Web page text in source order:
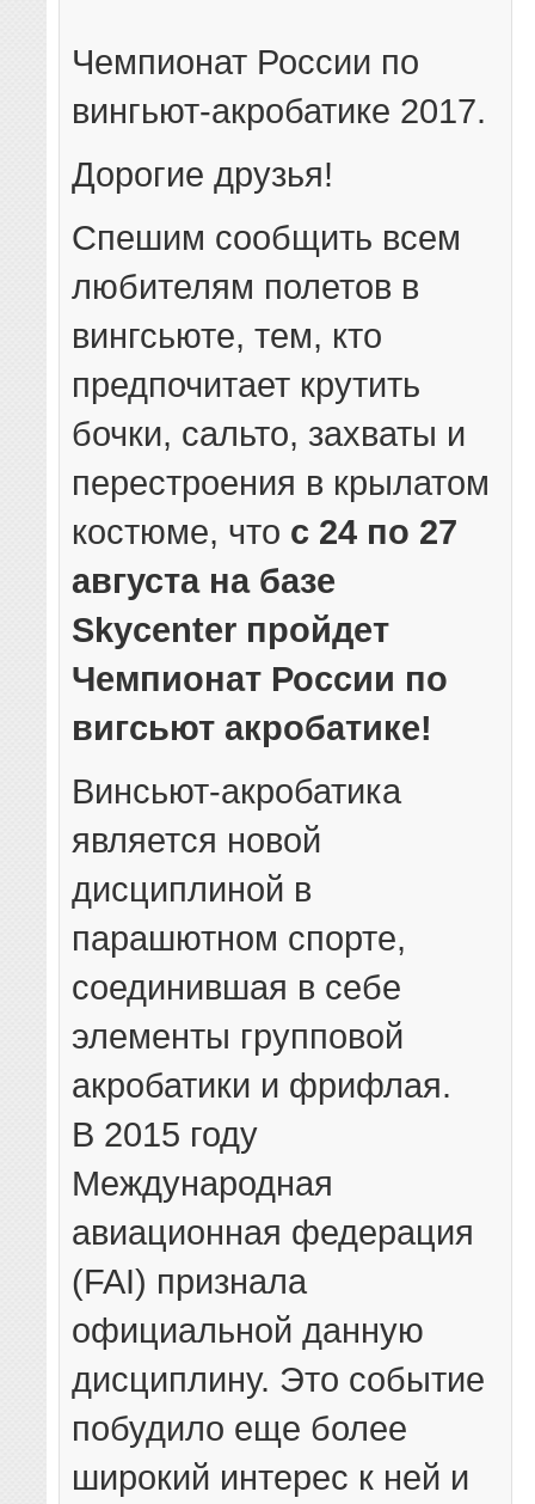
Чемпионат России по
вингьют-акробатике 2017.
Дорогие друзья!
Спешим сообщить всем
любителям полетов в
вингсьюте, тем, кто
предпочитает крутить
бочки, сальто, захваты и
перестроения в крылатом
костюме, что с 24 по 27
августа на базе
Skycenter пройдет
Чемпионат России по
вигсьют акробатике!
Винсьют-акробатика
является новой
дисциплиной в
парашютном спорте,
соединившая в себе
элементы групповой
акробатики и фрифлая.
В 2015 году
Международная
авиационная федерация
(FAI) признала
официальной данную
дисциплину. Это событие
побудило еще более
широкий интерес к ней и